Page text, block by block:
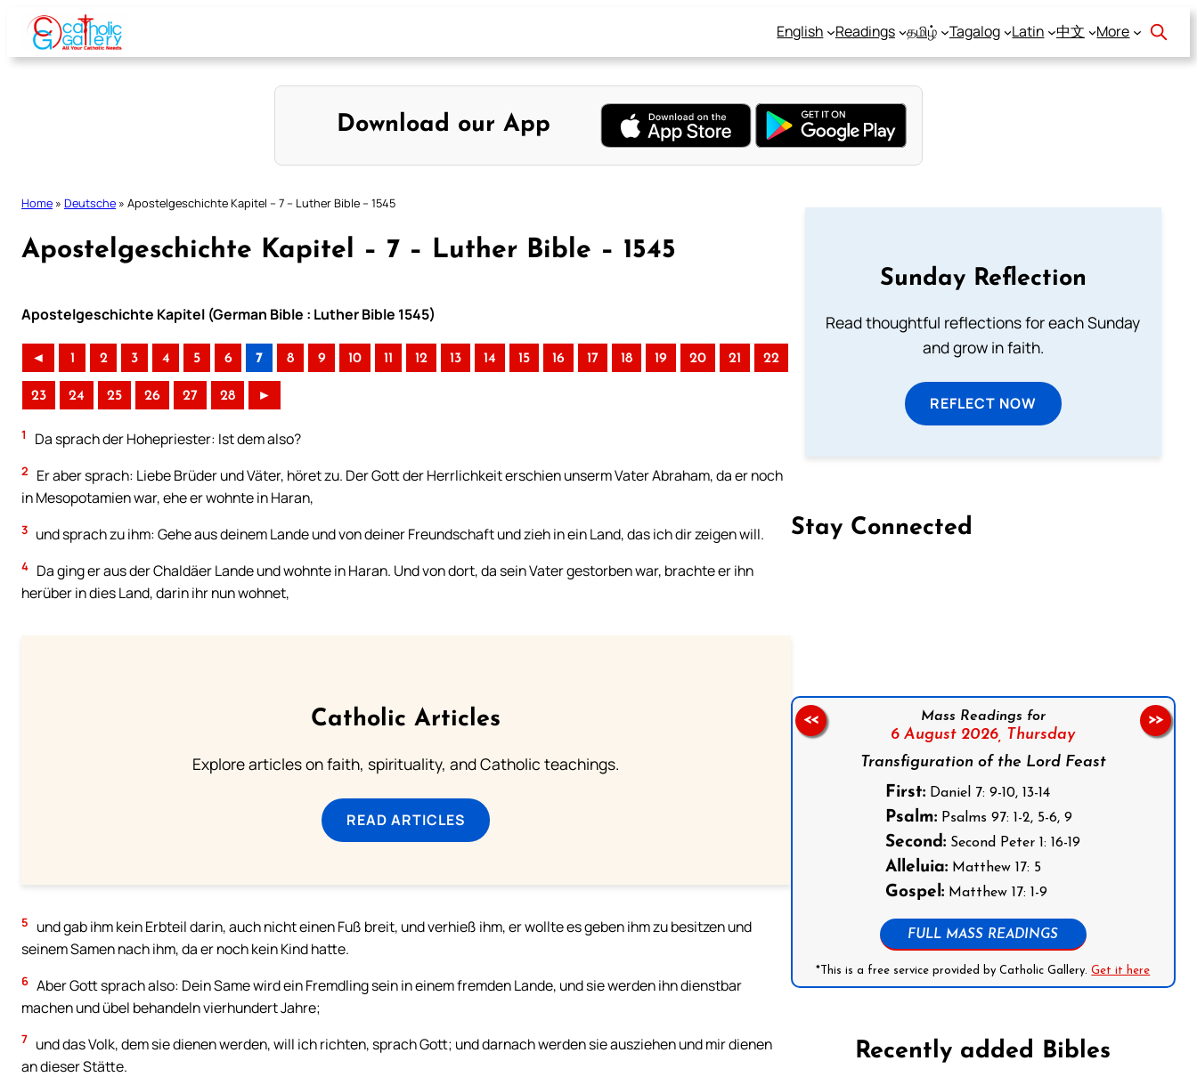
Skip
content
English Readings தமிழ் Tagalog Latin 中文 More
Download our App
Home » Deutsche » Apostelgeschichte Kapitel – 7 – Luther Bible – 1545
Apostelgeschichte Kapitel – 7 – Luther Bible – 1545
Apostelgeschichte Kapitel (German Bible : Luther Bible 1545)
◄ 1 2 3 4 5 6 7 8 9 10 11 12 13 14 15 16 17 18 19 20 21 22
23 24 25 26 27 28 ►
1 Da sprach der Hohepriester: Ist dem also?
2
Er aber sprach: Liebe Brüder und Väter, höret zu. Der Gott der Herrlichkeit erschien unserm Vater Abraham, da er noch
in Mesopotamien war, ehe er wohnte in Haran,
3 und sprach zu ihm: Gehe aus deinem Lande und von deiner Freundschaft und zieh in ein Land, das ich dir zeigen will.
4 Da ging er aus der Chaldäer Lande und wohnte in Haran. Und von dort, da sein Vater gestorben war, brachte er ihn
herüber in dies Land, darin ihr nun wohnet,
Catholic Articles
Explore articles on faith, spirituality, and Catholic teachings.
READ ARTICLES
5
und gab ihm kein Erbteil darin, auch nicht einen Fuß breit, und verhieß ihm, er wollte es geben ihm zu besitzen und
seinem Samen nach ihm, da er noch kein Kind hatte.
6 Aber Gott sprach also: Dein Same wird ein Fremdling sein in einem fremden Lande, und sie werden ihn dienstbar
machen und übel behandeln vierhundert Jahre;
7 und das Volk, dem sie dienen werden, will ich richten, sprach Gott; und darnach werden sie ausziehen und mir dienen
an dieser Stätte.
Sunday Reflection
Read thoughtful reflections for each Sunday
and grow in faith.
REFLECT NOW
Stay Connected
Mass Readings for
6 August 2026, Thursday
Transfiguration of the Lord Feast
First: Daniel 7: 9-10, 13-14
Psalm: Psalms 97: 1-2, 5-6, 9
Second: Second Peter 1: 16-19
Alleluia: Matthew 17: 5
Gospel: Matthew 17: 1-9
FULL MASS READINGS
*This is a free service provided by Catholic Gallery.Get it here
<< >>
Recently added Bibles